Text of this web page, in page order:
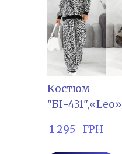
Костюм
"БІ-431",«Leo»
1 295   ГРН